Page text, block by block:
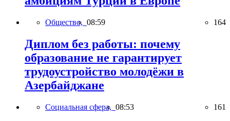
Общество, 08:59 164
Диплом без работы: почему
образование не гарантирует
трудоустройство молодёжи в
Азербайджане
Социальная сфера, 08:53 161